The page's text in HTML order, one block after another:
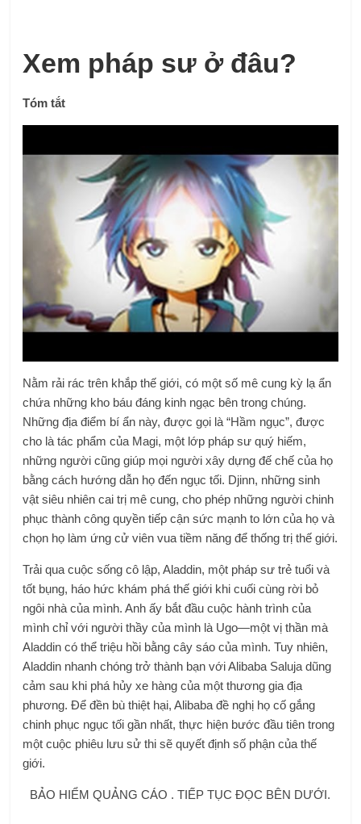
Xem pháp sư ở đâu?
Tóm tắt
Nằm rải rác trên khắp thế giới, có một số mê cung kỳ lạ ẩn
chứa những kho báu đáng kinh ngạc bên trong chúng.
Những địa điểm bí ẩn này, được gọi là “Hầm ngục”, được
cho là tác phẩm của Magi, một lớp pháp sư quý hiếm,
những người cũng giúp mọi người xây dựng đế chế của họ
bằng cách hướng dẫn họ đến ngục tối. Djinn, những sinh
vật siêu nhiên cai trị mê cung, cho phép những người chinh
phục thành công quyền tiếp cận sức mạnh to lớn của họ và
chọn họ làm ứng cử viên vua tiềm năng để thống trị thế giới.
Trải qua cuộc sống cô lập, Aladdin, một pháp sư trẻ tuổi và
tốt bụng, háo hức khám phá thế giới khi cuối cùng rời bỏ
ngôi nhà của mình. Anh ấy bắt đầu cuộc hành trình của
mình chỉ với người thầy của mình là Ugo—một vị thần mà
Aladdin có thể triệu hồi bằng cây sáo của mình. Tuy nhiên,
Aladdin nhanh chóng trở thành bạn với Alibaba Saluja dũng
cảm sau khi phá hủy xe hàng của một thương gia địa
phương. Để đền bù thiệt hại, Alibaba đề nghị họ cố gắng
chinh phục ngục tối gần nhất, thực hiện bước đầu tiên trong
một cuộc phiêu lưu sử thi sẽ quyết định số phận của thế
giới.
BẢO HIỂM QUẢNG CÁO . TIẾP TỤC ĐỌC BÊN DƯỚI.